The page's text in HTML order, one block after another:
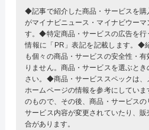
◆記事で紹介した商品・サービスを購
がマイナビニュース・マイナビウー
す。◆特定商品・サービスの広告を行
情報に「PR」表記を記載します。◆
も個々の商品・サービスの安全性・
りません。商品・サービスを選ぶと
さい。◆商品・サービススペックは
ホームページの情報を参考にしてい
のもので、その後、商品・サービス
サービス内容が変更されていたり、
合があります。